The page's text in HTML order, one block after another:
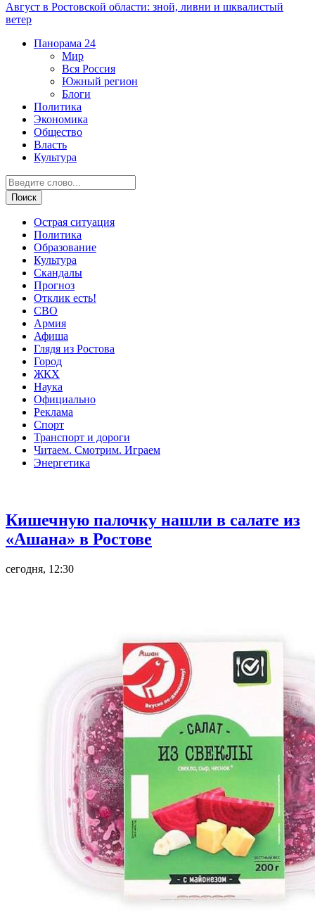
Август в Ростовской области: зной, ливни и шквалистый
ветер
Панорама 24
Мир
Вся Россия
Южный регион
Блоги
Политика
Экономика
Общество
Власть
Культура
Острая ситуация
Политика
Образование
Культура
Скандалы
Прогноз
Отклик есть!
СВО
Армия
Афиша
Глядя из Ростова
Город
ЖКХ
Наука
Официально
Реклама
Спорт
Транспорт и дороги
Читаем. Смотрим. Играем
Энергетика
Кишечную палочку нашли в салате из
«Ашана» в Ростове
сегодня, 12:30